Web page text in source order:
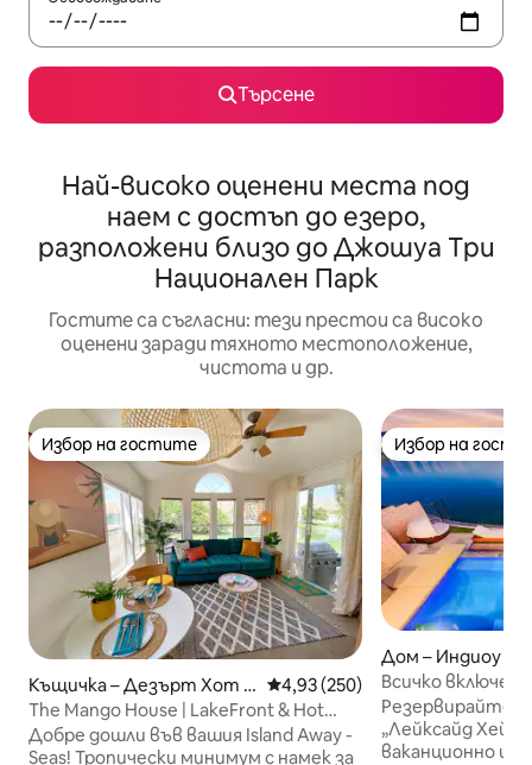
Търсене
Най-високо оценени места под
наем с достъп до езеро,
разположени близо до Джошуа Три
Национален Парк
Гостите са съгласни: тези престои са високо
оценени заради тяхното местоположение,
чистота и др.
Избор на гостите
Избор на гостите
Къщичка – Дезърт Хот С
прингс
Средна оценка: 4,93 от 5,
4,93 (250)
The Mango House | LakeFront & Hot
Mineral Pools
Добре дошли във вашия Island Away -
Seas! Тропически минимум с намек за
Избор на
Избор на
Дом – Индиоу
Всичко
стая за игри
Резервирайте
„Лейксайд
ваканционно